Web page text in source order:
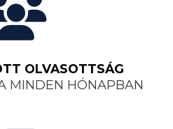
OLVASOTTSÁG
MINDEN HÓNAPBAN